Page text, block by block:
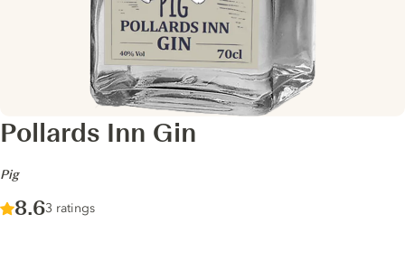
Pollards Inn Gin
-
Pig
Score :
8.6/ 10
3 ratings